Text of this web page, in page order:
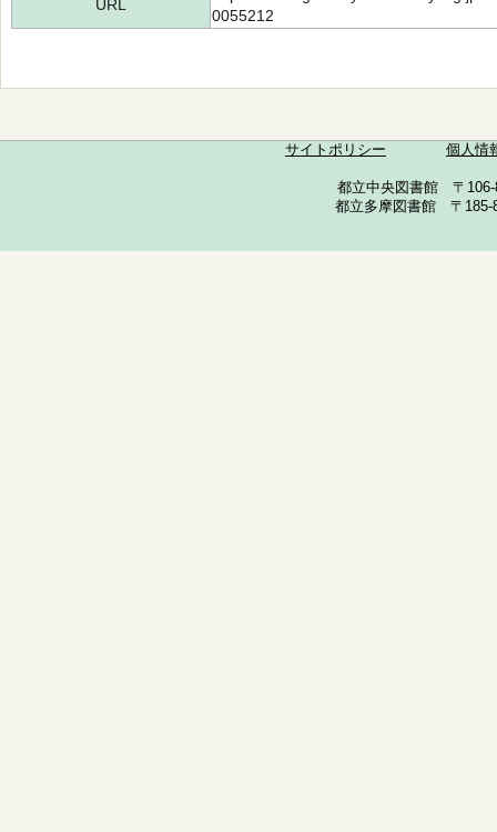
URL
0055212
サイトポリシー 個人情
都立中央図書館 〒
都立多摩図書館 〒185-